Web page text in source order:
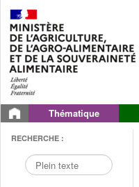
Thématique
RECHERCHE :